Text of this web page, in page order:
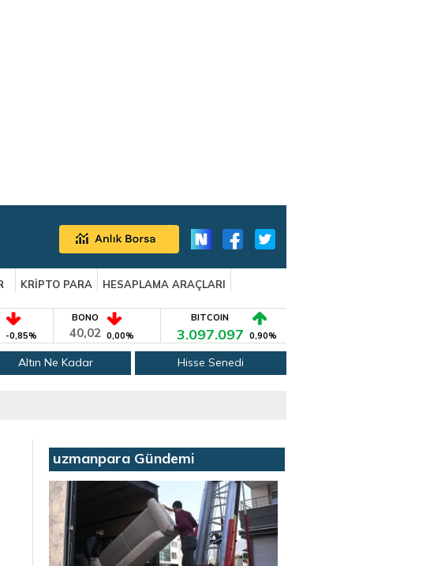
KRİPTO PARA
HESAPLAMA ARAÇLARI
-0,85%
BONO
40,02 0,00%
BITCOIN
3.097.097 0,90%
Altın Ne Kadar Hisse Senedi
uzmanpara Gündemi